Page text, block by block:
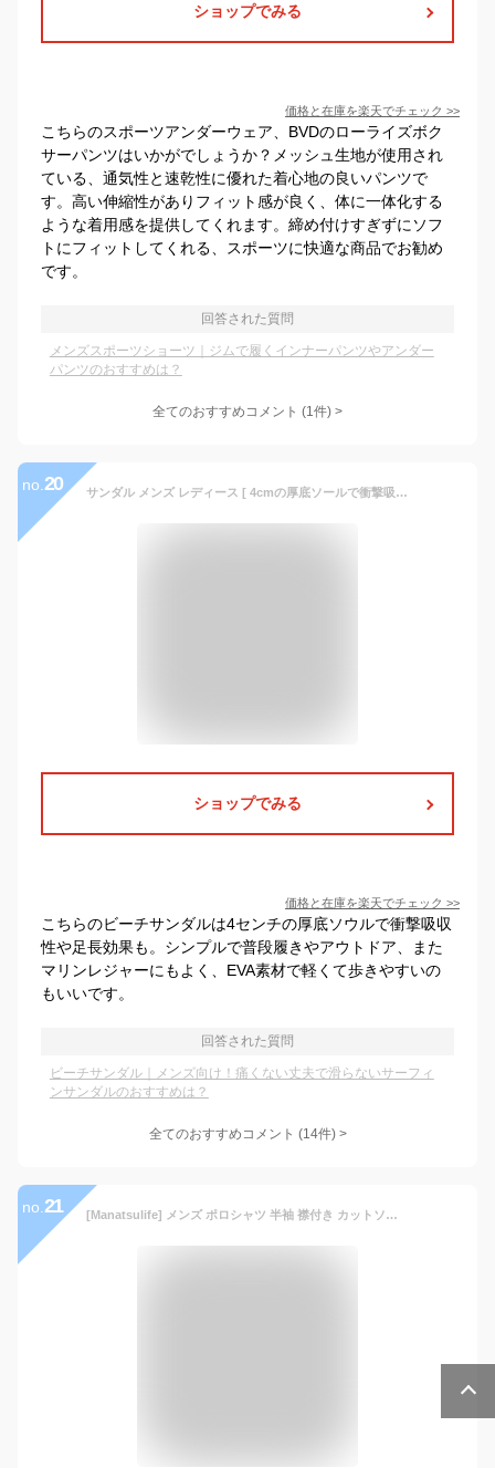
ショップでみる
価格と在庫を楽天でチェック >>
こちらのスポーツアンダーウェア、BVDのローライズボク
サーパンツはいかがでしょうか？メッシュ生地が使用され
ている、通気性と速乾性に優れた着心地の良いパンツで
す。高い伸縮性がありフィット感が良く、体に一体化する
ような着用感を提供してくれます。締め付けすぎずにソフ
トにフィットしてくれる、スポーツに快適な商品でお勧め
です。
回答された質問
メンズスポーツショーツ｜ジムで履くインナーパンツやアンダー
パンツのおすすめは？
全てのおすすめコメント (1件) >
no. 20 サンダル メンズ レディース [ 4cmの厚底ソールで衝撃吸収 足長効果 超軽量のEVA素材 歩きやすい ] さんだる スポーツサンダル おしゃれ 人気 アウトドア キャンプ つっかけ ビーチサンダル びーちさんだる コンフォートサンダル スポーツさんだる LAD WEATHER ラドウェザー
ショップでみる
価格と在庫を楽天でチェック >>
こちらのビーチサンダルは4センチの厚底ソウルで衝撃吸収
性や足長効果も。シンプルで普段履きやアウトドア、また
マリンレジャーにもよく、EVA素材で軽くて歩きやすいの
もいいです。
回答された質問
ビーチサンダル｜メンズ向け！痛くない丈夫で滑らないサーフィ
ンサンダルのおすすめは？
全てのおすすめコメント (14件) >
no. 21 [Manatsulife] メンズ ポロシャツ 半袖 襟付き カットソー シャツ 縦柄 ボタン付き 無地 ストレッチ 細身 トレーニングウェア フィットネス PLDX8 (XL, ブラック)